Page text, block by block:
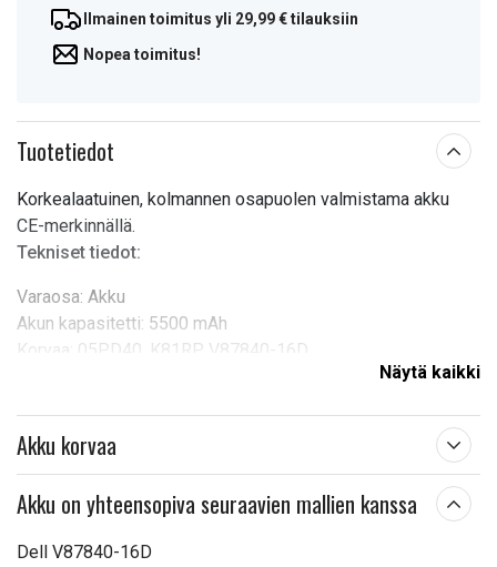
Ilmainen toimitus yli 29,99 € tilauksiin
Nopea toimitus!
Tuotetiedot
Korkealaatuinen, kolmannen osapuolen valmistama akku
CE-merkinnällä.
Tekniset tiedot:
Varaosa: Akku
Akun kapasitetti: 5500 mAh
Korvaa: 05PD40, K81RP, V87840-16D
Yhteensopivuus: DELL Venue 8 7000, Venue 8 7840
Jännite:
Mitat: 136,00 x 114,86 x 2,80 mm
Näytä kaikki
Akku korvaa
Akku on yhteensopiva seuraavien mallien kanssa
Dell V87840-16D